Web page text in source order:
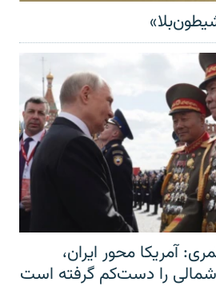
آمریکا محور ایران،
را دست‌کم گرفته است